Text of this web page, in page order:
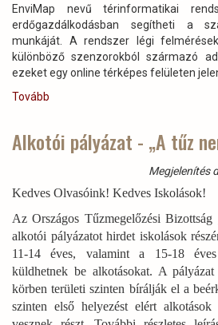
EnviMap nevű térinformatikai
erdőgazdálkodásban segítheti a
munkáját. A rendszer légi
különböző szenzorokból származó
ezeket egy online térképes felületen
Tovább
erdőgazdálkodás
Alkotói pályázat - „A tűz
Megjelenítés
Kedves Olvasóink! Kedves Iskolások!
Az Országos Tűzmegelőzési Bizottság
alkotói pályázatot hirdet iskolások
11-14 éves, valamint a 15-18
küldhetnek be alkotásokat. A
körben területi szinten bírálják el a
szinten első helyezést elért alkotások